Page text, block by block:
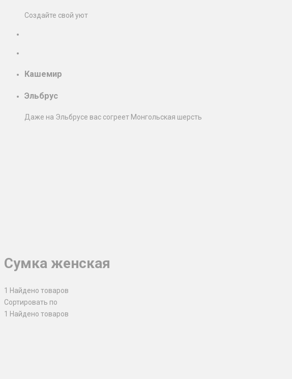
Создайте свой уют
Кашемир
Эльбрус
Даже на Эльбрусе вас согреет Монгольская шерсть
Сумка женская
1 Найдено товаров
Сортировать по
1 Найдено товаров